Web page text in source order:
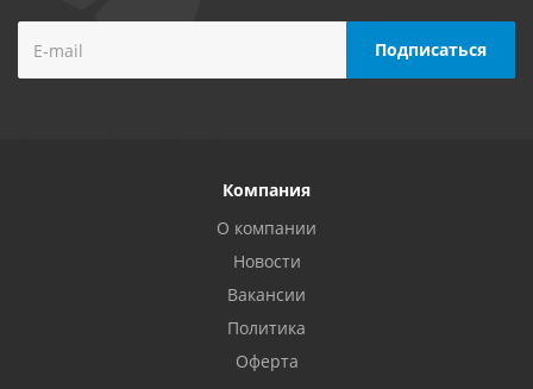
Компания
О компании
Новости
Вакансии
Политика
Оферта